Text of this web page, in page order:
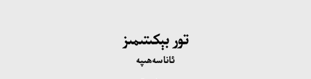
تور بېكىتىمىز
ئاناسەھىپە